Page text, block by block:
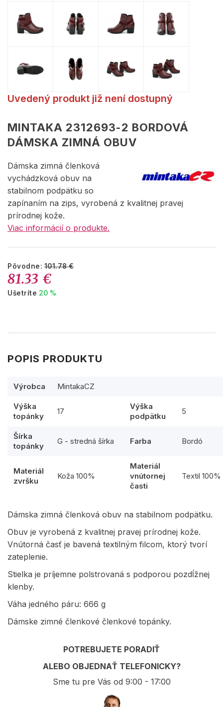
Uvedený produkt již není dostupný
MINTAKA 2312693-2 BORDOVÁ
DÁMSKA ZIMNÁ OBUV
Dámska zimná členková
vychádzková obuv na
stabilnom podpätku so
zapínaním na zips, vyrobená z kvalitnej pravej
prírodnej kože.
Viac informácií o produkte.
Pôvodne:101.78 €
81.33 €
Ušetríte 20 %
POPIS PRODUKTU
Výrobca MintakaCZ
Výška
topánky
17
Výška
podpätku
5
Šírka
topánky
G - stredná šírka Farba Bordó
Materiál
zvršku
Koža 100%
Materiál
vnútornej
časti
Textil 100%
Dámska zimná členková obuv na stabilnom podpätku.
Obuv je vyrobená z kvalitnej pravej prírodnej kože.
Vnútorná časť je bavená textilným filcom, ktorý tvorí
zateplenie.
Stielka je príjemne polstrovaná s podporou pozdĺžnej
klenby.
Váha jedného páru: 666 g
Dámske zimné členkové členkové topánky.
POTREBUJETE PORADIŤ
ALEBO OBJEDNAŤ TELEFONICKY?
Sme tu pre Vás od 9:00 - 17:00